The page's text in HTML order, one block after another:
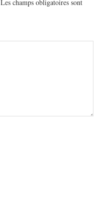
Les champs obligatoires sont